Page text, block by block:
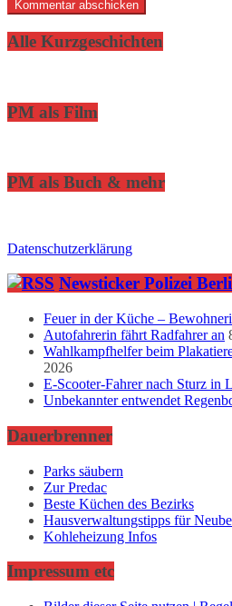
Alle Kurzgeschichten
PM als Film
PM als Buch & mehr
Datenschutzerklärung
Newsticker Polizei
Feuer in der Küche –
Autofahrerin fährt Radfahrer an
Wahlkampfhelfer beim
2026
E-Scooter-Fahrer nach Sturz in
Unbekannter entwendet
Dauerbrenner
Parks säubern
Zur Predac
Beste Küchen des Bezirks
Hausverwaltungstipps für
Kohleheizung Infos
Impressum etc